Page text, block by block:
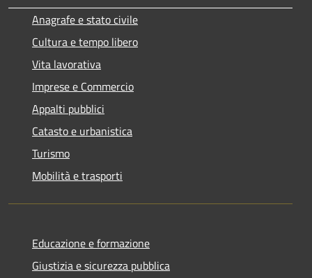
Anagrafe e stato civile
Cultura e tempo libero
Vita lavorativa
Imprese e Commercio
Appalti pubblici
Catasto e urbanistica
Turismo
Mobilità e trasporti
Educazione e formazione
Giustizia e sicurezza pubblica